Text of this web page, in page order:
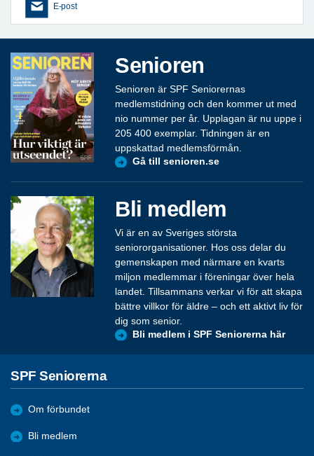
E-post
Senioren
Senioren är SPF Seniorernas
medlemstidning och den kommer ut med
nio nummer per år. Upplagan är nu uppe i
205 400 exemplar. Tidningen är en
uppskattad medlemsförmån.
Gå till senioren.se
Bli medlem
Vi är en av Sveriges största
seniororganisationer. Hos oss delar du
gemenskapen med närmare en kvarts
miljon medlemmar i föreningar över hela
landet. Tillsammans verkar vi för att skapa
bättre villkor för äldre – och ett aktivt liv för
dig som senior.
Bli medlem i SPF Seniorerna här
SPF Seniorerna
Om förbundet
Bli medlem